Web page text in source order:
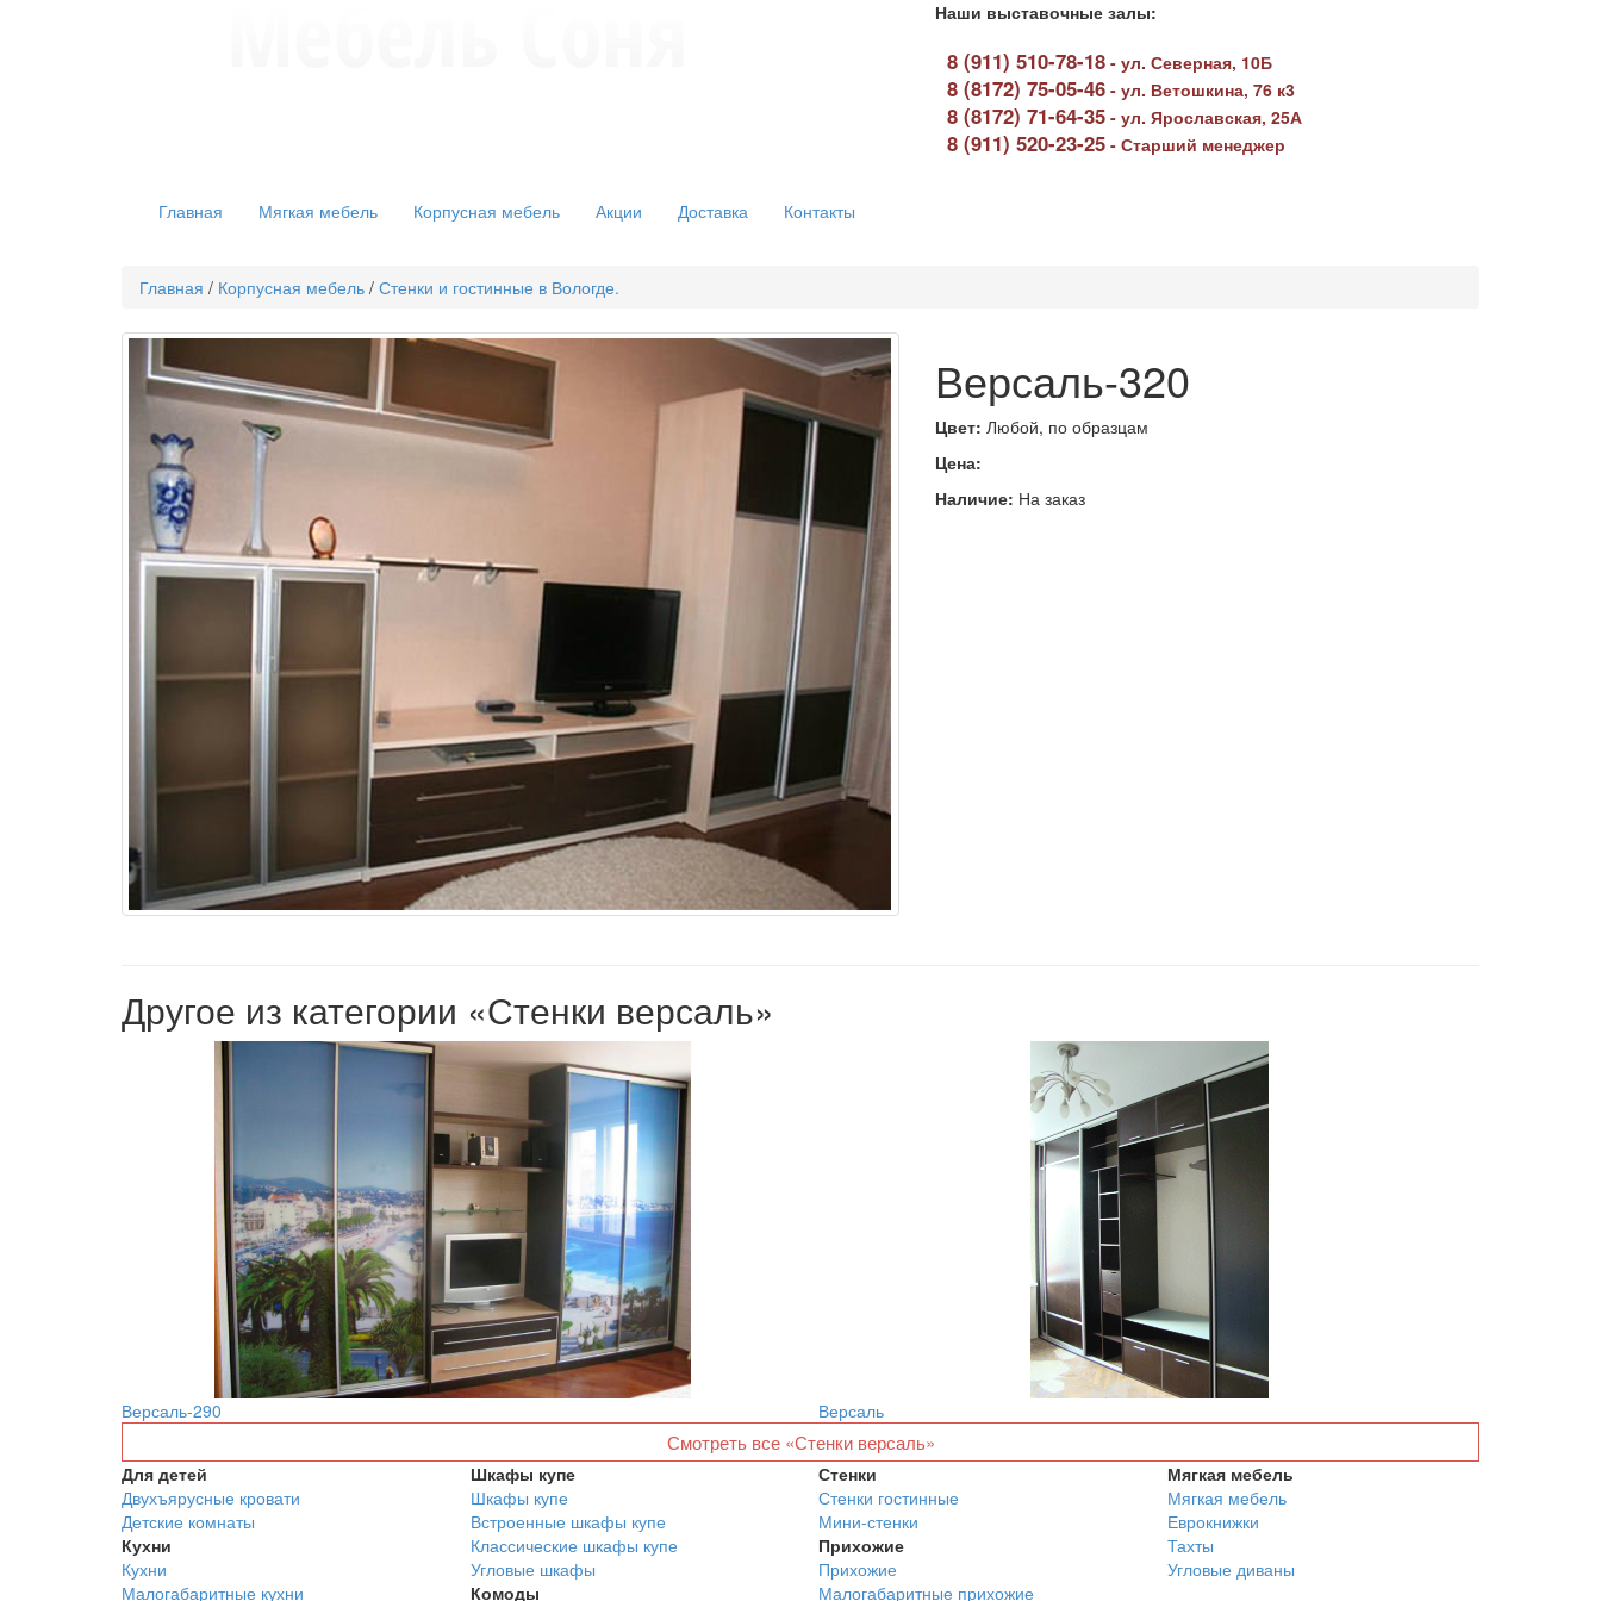
Наши выставочные залы:
8 (911) 510-78-18- ул. Северная, 10Б
8 (8172) 75-05-46- ул. Ветошкина, 76 к3
8 (8172) 71-64-35- ул. Ярославская, 25А
8 (911) 520-23-25- Старший менеджер
Главная Мягкая мебель Корпусная мебель Акции Доставка Контакты
Главная / Корпусная мебель / Стенки и гостинные в Вологде.
Версаль-320
Цвет: Любой, по образцам
Цена:
Наличие: На заказ
Другое из категории «Стенки версаль»
Версаль-290 Версаль
Смотреть все «Стенки версаль»
Для детей
Двухъярусные кровати
Детские комнаты
Кухни
Кухни
Малогабаритные кухни
Шкафы купе
Шкафы купе
Встроенные шкафы купе
Классические шкафы купе
Угловые шкафы
Комоды
Стенки
Стенки гостинные
Мини-стенки
Прихожие
Прихожие
Малогабаритные прихожие
Мягкая мебель
Мягкая мебель
Еврокнижки
Тахты
Угловые диваны